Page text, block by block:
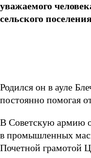
уважаемого
сельского
Родился он в ауле
постоянно помогая
В Советскую армию
в промышленных
Почетной грамотой